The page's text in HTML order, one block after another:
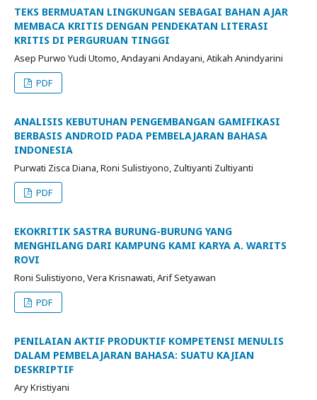
TEKS BERMUATAN LINGKUNGAN SEBAGAI BAHAN AJAR
MEMBACA KRITIS DENGAN PENDEKATAN LITERASI
KRITIS DI PERGURUAN TINGGI
Asep Purwo Yudi Utomo, Andayani Andayani, Atikah Anindyarini
PDF
ANALISIS KEBUTUHAN PENGEMBANGAN GAMIFIKASI
BERBASIS ANDROID PADA PEMBELAJARAN BAHASA
INDONESIA
Purwati Zisca Diana, Roni Sulistiyono, Zultiyanti Zultiyanti
PDF
EKOKRITIK SASTRA BURUNG-BURUNG YANG
MENGHILANG DARI KAMPUNG KAMI KARYA A. WARITS
ROVI
Roni Sulistiyono, Vera Krisnawati, Arif Setyawan
PDF
PENILAIAN AKTIF PRODUKTIF KOMPETENSI MENULIS
DALAM PEMBELAJARAN BAHASA: SUATU KAJIAN
DESKRIPTIF
Ary Kristiyani